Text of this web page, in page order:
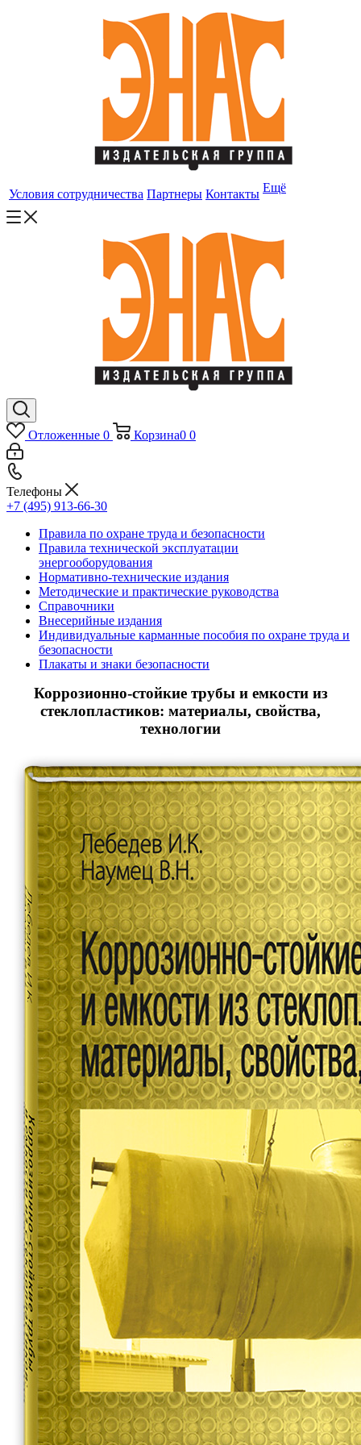
Условия сотрудничества Партнеры Контакты Ещё
Отложенные 0 Корзина0 0
Телефоны
+7 (495) 913-66-30
Правила по охране труда и безопасности
Правила технической эксплуатации
энергооборудования
Нормативно-технические издания
Методические и практические руководства
Справочники
Внесерийные издания
Индивидуальные карманные пособия по охране труда и
безопасности
Плакаты и знаки безопасности
Коррозионно-стойкие трубы и емкости из
стеклопластиков: материалы, свойства,
технологии